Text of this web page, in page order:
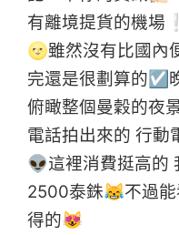
有離境提貨的機場
🌝雖然沒有比國內
完還是很劃算的☑
俯瞰整個曼穀的夜
電話拍出來的 行動
👽這裡消費挺高的
2500泰銖😹不過
得的😻